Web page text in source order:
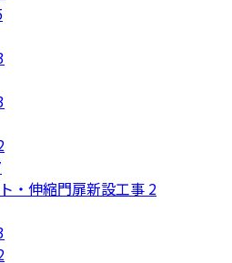
・伸縮門扉新設工事 2